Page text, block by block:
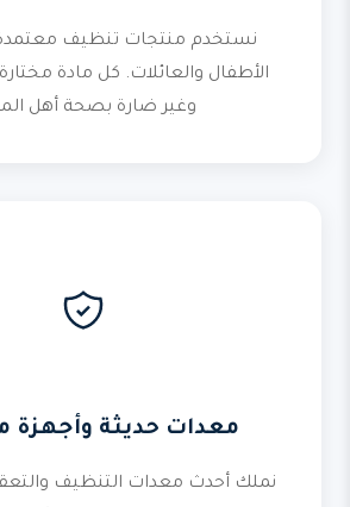
نستخدم منتجات تنظيف
الأطفال والعائلات. كل مادة
وغير ضارة بصحة أهل
معدات حديثة وأجهزة
نملك أحدث معدات التنظيف